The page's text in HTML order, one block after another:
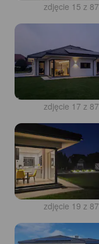
zdjęcie 15 z 87
zdjęcie 17 z 87
zdjęcie 19 z 87